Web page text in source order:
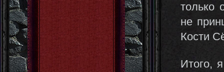
только
не
Кости
Итого,